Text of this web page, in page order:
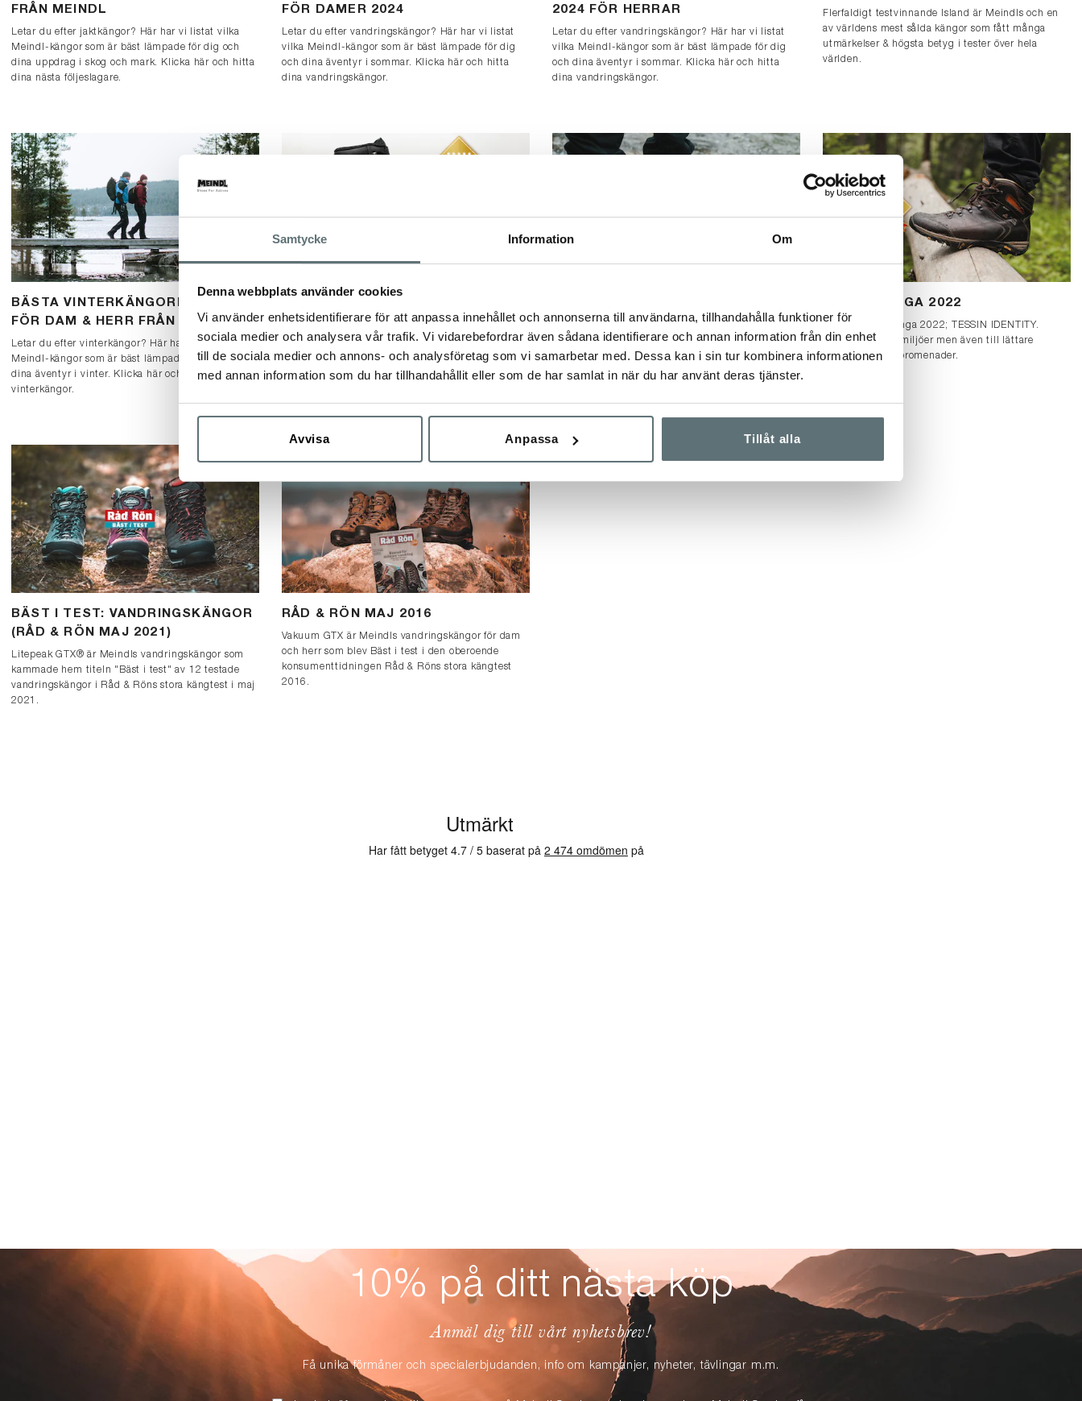
Samtycke Information Om
Denna webbplats använder cookies
Vi använder enhetsidentifierare för att anpassa innehållet och annonserna till användarna, tillhandahålla funktioner för
sociala medier och analysera vår trafik. Vi vidarebefordrar även sådana identifierare och annan information från din enhet
till de sociala medier och annons- och analysföretag som vi samarbetar med. Dessa kan i sin tur kombinera informationen
med annan information som du har tillhandahållit eller som de har samlat in när du har använt deras tjänster.
Avvisa Anpassa Tillåt alla
FRÅN MEINDL
Letar du efter jaktkängor? Här har vi listat vilka
Meindl-kängor som är bäst lämpade för dig och
dina uppdrag i skog och mark. Klicka här och hitta
dina nästa följeslagare.
FÖR DAMER 2024
Letar du efter vandringskängor? Här har vi listat
vilka Meindl-kängor som är bäst lämpade för dig
och dina äventyr i sommar. Klicka här och hitta
dina vandringskängor.
2024 FÖR HERRAR
Letar du efter vandringskängor? Här har vi listat
vilka Meindl-kängor som är bäst lämpade för dig
och dina äventyr i sommar. Klicka här och hitta
dina vandringskängor.
Flerfaldigt testvinnande Island är Meindls och en
av världens mest sålda kängor som fått många
utmärkelser & högsta betyg i tester över hela
världen.
BÄSTA VINTERKÄNGORNA 2024
FÖR DAM & HERR FRÅN MEINDL
Letar du efter vinterkängor? Här har vi listat vilka
Meindl-kängor som är bäst lämpade för dig och
dina äventyr i vinter. Klicka här och hitta dina
vinterkängor.
Vinnaren av "Årets känga 2024" är Meindl
Performance. En stabil och bekväm favorit för
professionellt bruk och fritidsaktiviteter. Klicka här
och läs mer.
JÄMFÖRELSE
Årets känga 2023 är Meindl Vakuum GTX®. Tack
vare dess mångsidiga användningsområden och
förmåga att anpassa sig till just din fot, är den en
ÅRETS KÄNGA 2022
Årets Meindl-känga 2022; TESSIN IDENTITY.
Passar i urbana miljöer men även till lättare
vandringar och promenader.
BÄST I TEST: VANDRINGSKÄNGOR
(RÅD & RÖN MAJ 2021)
Litepeak GTX® är Meindls vandringskängor som
kammade hem titeln "Bäst i test" av 12 testade
vandringskängor i Råd & Röns stora kängtest i maj
2021.
RÅD & RÖN MAJ 2016
Vakuum GTX är Meindls vandringskängor för dam
och herr som blev Bäst i test i den oberoende
konsumenttidningen Råd & Röns stora kängtest
2016.
10% på ditt nästa köp
Anmäl dig till vårt nyhetsbrev!
Få unika förmåner och specialerbjudanden, info om kampanjer, nyheter, tävlingar m.m.